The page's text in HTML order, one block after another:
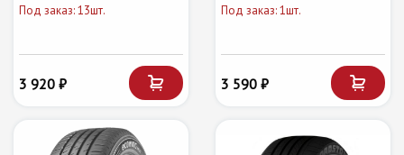
Под заказ: 13шт.
3 920 ₽
Под заказ: 1шт.
3 590 ₽